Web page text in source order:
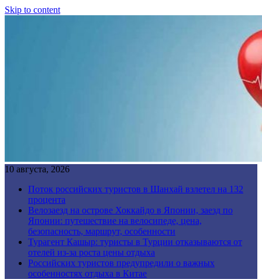
Skip to content
10 августа, 2026
Поток российских туристов в Шанхай взлетел на 132
процента
Велозаезд на острове Хоккайдо в Японии, заезд по
Японии: путешествие на велосипеде, цена,
безопасность, маршрут, особенности
Турагент Кашыр: туристы в Турции отказываются от
отелей из-за роста цены отдыха
Российских туристов предупредили о важных
особенностях отдыха в Китае